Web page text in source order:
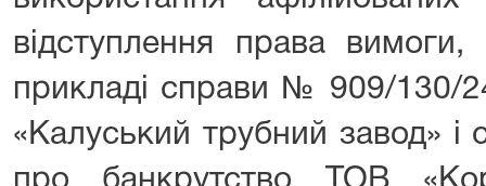
відступлення права
прикладі справи № 909/130/
«Калуський трубний завод»